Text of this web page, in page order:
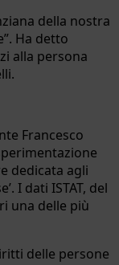
della nostra
Ha detto
alla persona
Francesco
dedicata agli
I dati ISTAT, del
una delle più
delle persone